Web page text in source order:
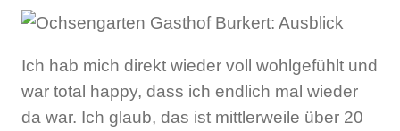
Ich hab mich direkt wieder voll wohlgefühlt und
war total happy, dass ich endlich mal wieder
da war. Ich glaub, das ist mittlerweile über 20